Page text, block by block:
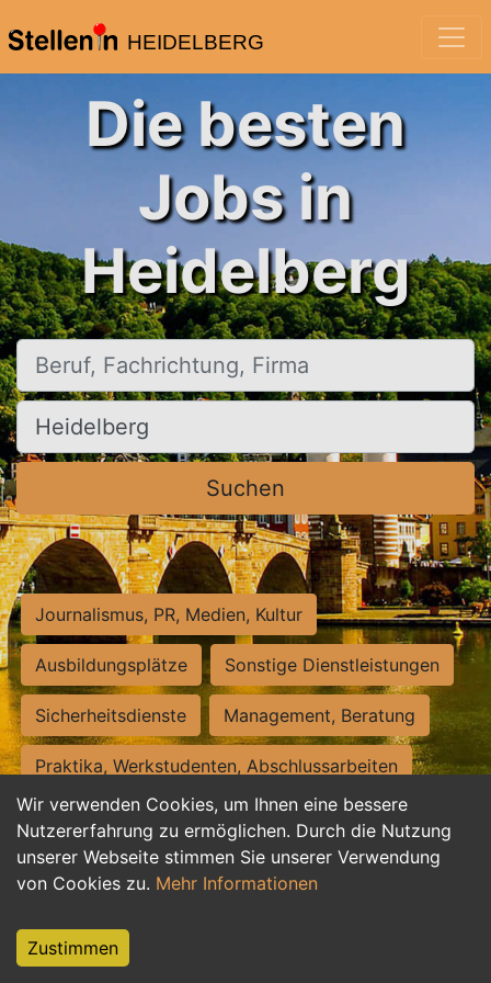
HEIDELBERG
Wir verwenden Cookies, um Ihnen eine bessere
Nutzererfahrung zu ermöglichen. Durch die Nutzung
unserer Webseite stimmen Sie unserer Verwendung
von Cookies zu. Mehr Informationen
Zustimmen
Die besten
Jobs in
Heidelberg
Beruf, Fachrichtung, Firma
Ort, Stadt
Suchen
Journalismus, PR, Medien, Kultur
Ausbildungsplätze Sonstige Dienstleistungen
Sicherheitsdienste Management, Beratung
Praktika, Werkstudenten, Abschlussarbeiten
Personalwesen Assistenz, Sekretariat
Hilfskräfte, Aushilfs- und Nebenjobs
Weiterbildung, Studium, duale Ausbildung